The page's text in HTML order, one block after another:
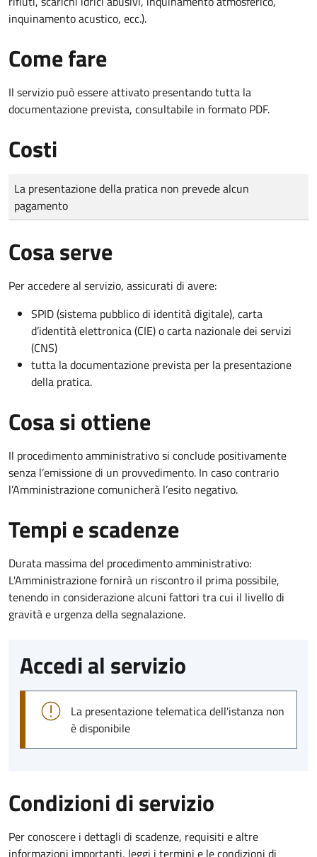
inquinamento acustico, ecc.).
Come fare
Il servizio può essere attivato presentando tutta la
documentazione prevista, consultabile in formato PDF.
Costi
Tipo di pagamento
Importo
La presentazione della pratica non prevede alcun
pagamento
Cosa serve
Per accedere al servizio, assicurati di avere:
SPID (sistema pubblico di identità digitale), carta
d’identità elettronica (CIE) o carta nazionale dei servizi
(CNS)
tutta la documentazione prevista per la presentazione
della pratica.
Cosa si ottiene
Il procedimento amministrativo si conclude positivamente
senza l’emissione di un provvedimento. In caso contrario
l’Amministrazione comunicherà l’esito negativo.
Tempi e scadenze
Durata massima del procedimento amministrativo:
L'Amministrazione fornirà un riscontro il prima possibile,
tenendo in considerazione alcuni fattori tra cui il livello di
gravità e urgenza della segnalazione.
Accedi al servizio
La presentazione telematica dell'istanza non
è disponibile
Condizioni di servizio
Per conoscere i dettagli di scadenze, requisiti e altre
informazioni importanti, leggi i termini e le condizioni di